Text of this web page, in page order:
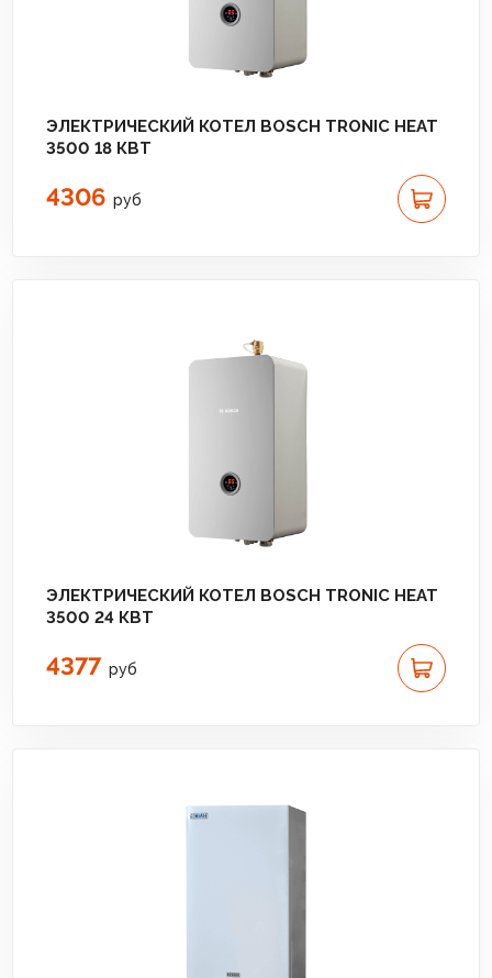
ЭЛЕКТРИЧЕСКИЙ КОТЕЛ BOSCH TRONIC HEAT
3500 18 КВТ
4306 руб
ЭЛЕКТРИЧЕСКИЙ КОТЕЛ BOSCH TRONIC HEAT
3500 24 КВТ
4377 руб